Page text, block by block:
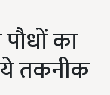
का
तकनीक